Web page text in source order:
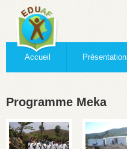
Accueil Présentation
Programme Meka